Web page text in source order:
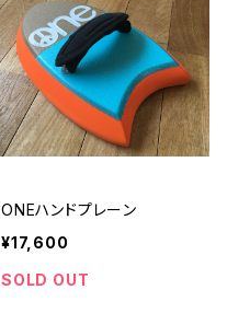
ONEハンドプレーン
¥17,600
SOLD OUT